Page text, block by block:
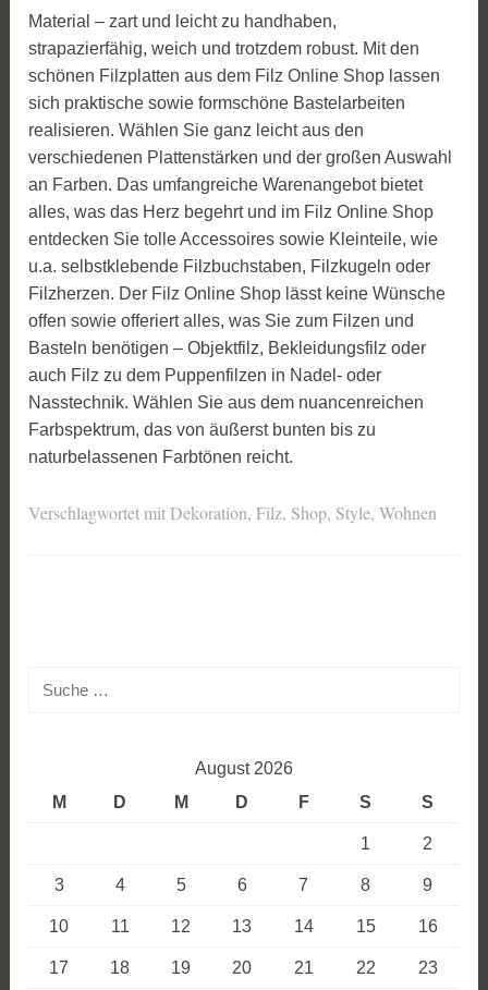
Material – zart und leicht zu handhaben,
strapazierfähig, weich und trotzdem robust. Mit den
schönen Filzplatten aus dem Filz Online Shop lassen
sich praktische sowie formschöne Bastelarbeiten
realisieren. Wählen Sie ganz leicht aus den
verschiedenen Plattenstärken und der großen Auswahl
an Farben. Das umfangreiche Warenangebot bietet
alles, was das Herz begehrt und im Filz Online Shop
entdecken Sie tolle Accessoires sowie Kleinteile, wie
u.a. selbstklebende Filzbuchstaben, Filzkugeln oder
Filzherzen. Der Filz Online Shop lässt keine Wünsche
offen sowie offeriert alles, was Sie zum Filzen und
Basteln benötigen – Objektfilz, Bekleidungsfilz oder
auch Filz zu dem Puppenfilzen in Nadel- oder
Nasstechnik. Wählen Sie aus dem nuancenreichen
Farbspektrum, das von äußerst bunten bis zu
naturbelassenen Farbtönen reicht.
Verschlagwortet mitDekoration,Filz, Shop, Style,Wohnen
August 2026
M
D M D F S S
1 2
3 4 5 6 7 8 9
10 11 12 13 14 15 16
17 18 19 20 21 22 23